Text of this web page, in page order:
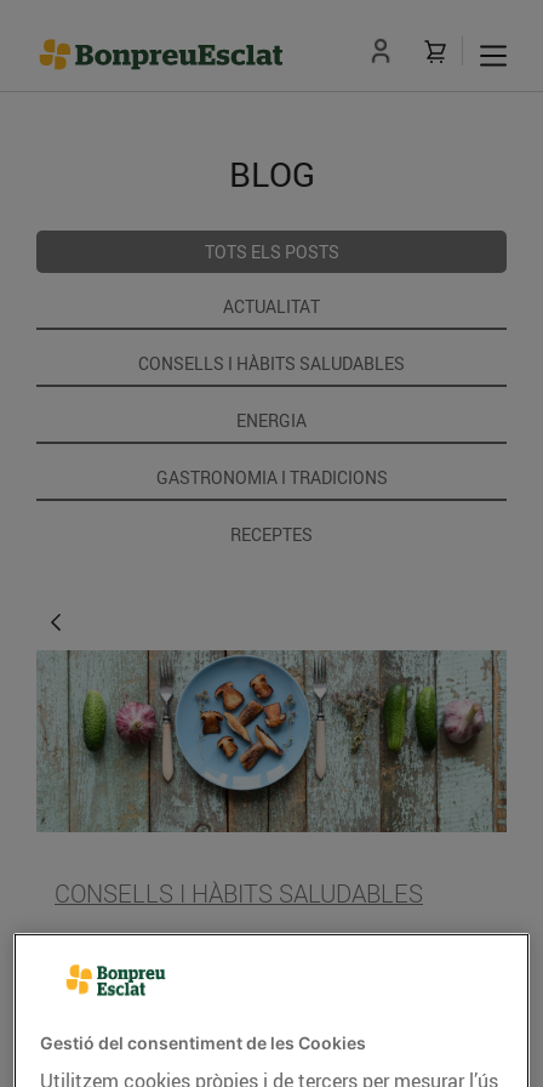
BLOG
TOTS ELS POSTS
ACTUALITAT
CONSELLS I HÀBITS SALUDABLES
ENERGIA
GASTRONOMIA I TRADICIONS
RECEPTES
CONSELLS I HÀBITS SALUDABLES
Les propietats dels
bolets
Gestió del consentiment de les Cookies
Utilitzem cookies pròpies i de tercers per mesurar l’ús